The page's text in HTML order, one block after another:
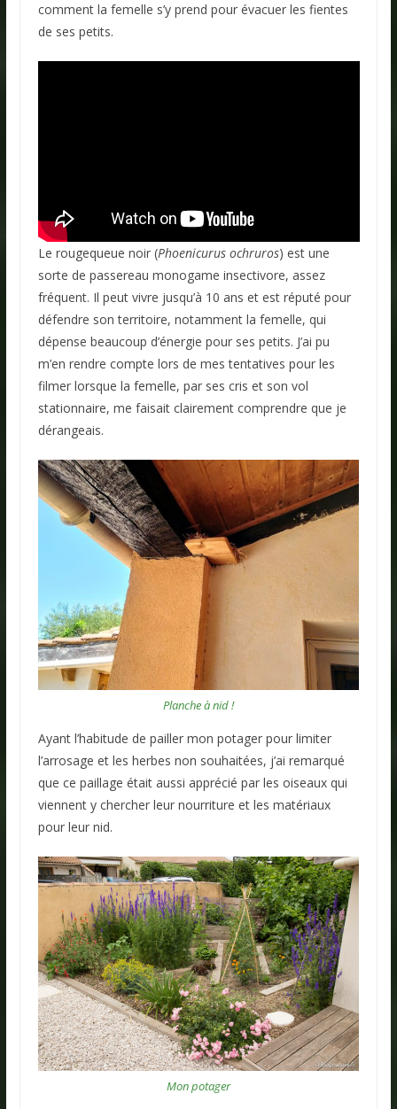
comment la femelle s’y prend pour évacuer les fientes
de ses petits.
Le rougequeue noir (Phoenicurus ochruros) est une
sorte de passereau monogame insectivore, assez
fréquent. Il peut vivre jusqu’à 10 ans et est réputé pour
défendre son territoire, notamment la femelle, qui
dépense beaucoup d’énergie pour ses petits. J’ai pu
m’en rendre compte lors de mes tentatives pour les
filmer lorsque la femelle, par ses cris et son vol
stationnaire, me faisait clairement comprendre que je
dérangeais.
Planche à nid !
Ayant l’habitude de pailler mon potager pour limiter
l’arrosage et les herbes non souhaitées, j’ai remarqué
que ce paillage était aussi apprécié par les oiseaux qui
viennent y chercher leur nourriture et les matériaux
pour leur nid.
Mon potager